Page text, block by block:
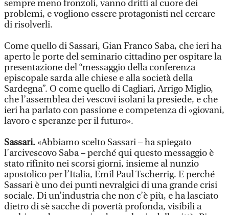
sempre meno fronzoli, vanno dritti al cuore dei
problemi, e vogliono essere protagonisti nel cercare
di risolverli.
Come quello di Sassari, Gian Franco Saba, che ieri ha
aperto le porte del seminario cittadino per ospitare la
presentazione del “messaggio della conferenza
episcopale sarda alle chiese e alla società della
Sardegna”. O come quello di Cagliari, Arrigo Miglio,
che l’assemblea dei vescovi isolani la presiede, e che
ieri ha parlato con passione e competenza di «giovani,
lavoro e speranze per il futuro».
Sassari.«Abbiamo scelto Sassari – ha spiegato
l’arcivescovo Saba – perché qui questo messaggio è
stato rifinito nei scorsi giorni, insieme al nunzio
apostolico per l’Italia, Emil Paul Tscherrig. E perché
Sassari è uno dei punti nevralgici di una grande crisi
sociale. Di un’industria che non c’è più, e ha lasciato
dietro di sè sacche di povertà profonda, visibili a